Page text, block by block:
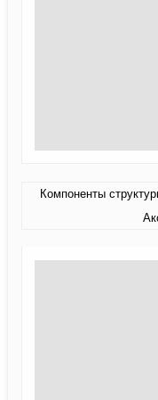
Компоненты